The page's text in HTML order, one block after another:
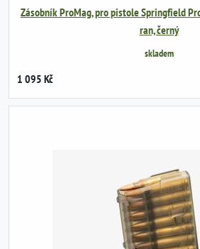
Zásobník ProMag, pro pistole Springfield
ran, černý
skladem
1 095 Kč